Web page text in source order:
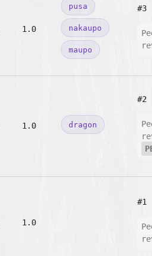
1.0
pusa
nakaupo
maupo
#3
1.0 dragon
#2
1.0
#1